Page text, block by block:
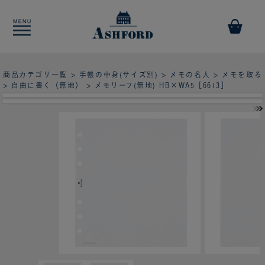
商品カテゴリ一覧 > 手帳の中身(サイズ別) > メモの名人 >
メモを取る
>
自由に書く（無地） > メモリーフ(無地) HB×WA5［6613］